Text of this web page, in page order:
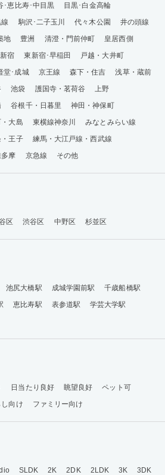
･恵比寿･中目黒
目黒･白金高輪
駒沢･二子玉川 代々木公園
井の頭線
地 豊洲 清澄・門前仲町
皇居西側
宿 東新宿･早稲田
戸越・大井町
堂･成城 京王線 森下・住吉
浅草・蔵前
池袋 護国寺・茗荷谷
上野
谷根千・日暮里
神田・神保町
大島 東横線神奈川
みなとみらい線
王子
練馬・大江戸線・西武線
摩 京急線 その他
区 渋谷区 中野区 杉並区
池尻大橋駅 成城学園前駅
千歳船橋駅
恵比寿駅 表参道駅
学芸大学駅
日当たり良好 眺望良好
ペット可
向け ファミリー向け
SLDK 2K 2DK 2LDK 3K
3DK